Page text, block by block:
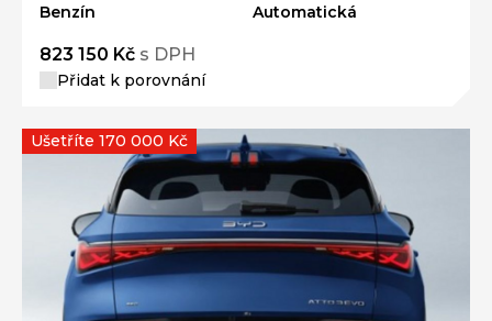
Benzín
Automatická
823 150 Kč s DPH
Přidat k porovnání
Ušetříte 170 000 Kč